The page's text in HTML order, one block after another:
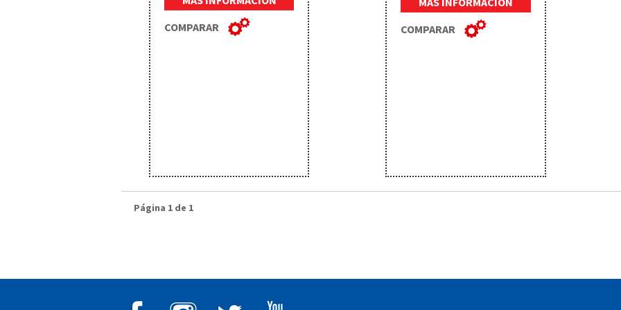
COMPARAR
COMPARAR
Página 1 de 1